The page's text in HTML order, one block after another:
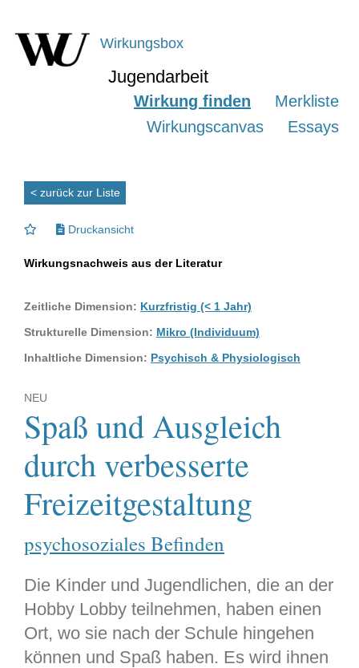
Wirkungsbox
Jugendarbeit
Wirkung finden
Merkliste
Wirkungscanvas
Essays
< zurück zur Liste
Druckansicht
Wirkungsnachweis aus der Literatur
Zeitliche Dimension: Kurzfristig (< 1 Jahr)
Strukturelle Dimension: Mikro (Individuum)
Inhaltliche Dimension: Psychisch & Physiologisch
NEU
Spaß und Ausgleich
durch verbesserte
Freizeitgestaltung
psychosoziales Befinden
Die Kinder und Jugendlichen, die an der
Hobby Lobby teilnehmen, haben einen
Ort, wo sie nach der Schule hingehen
können und Spaß haben. Es wird ihnen